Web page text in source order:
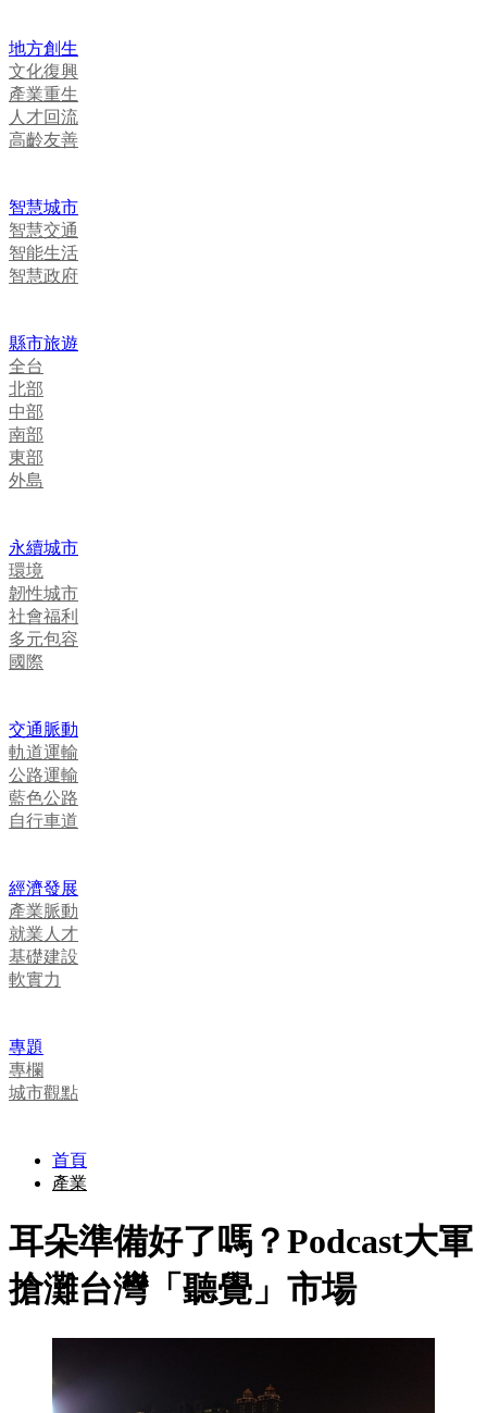
地方創生
文化復興
產業重生
人才回流
高齡友善
智慧城市
智慧交通
智能生活
智慧政府
縣市旅遊
全台
北部
中部
南部
東部
外島
永續城市
環境
韌性城市
社會福利
多元包容
國際
交通脈動
軌道運輸
公路運輸
藍色公路
自行車道
經濟發展
產業脈動
就業人才
基礎建設
軟實力
專題
專欄
城市觀點
首頁
產業
耳朵準備好了嗎？Podcast大軍
搶灘台灣「聽覺」市場